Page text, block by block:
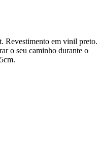
Revestimento em vinil preto.
o seu caminho durante o